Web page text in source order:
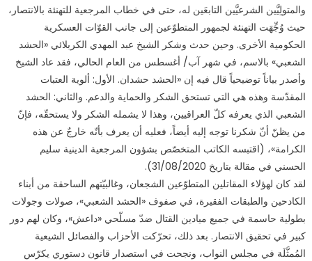
والمتولِيَّين الشرعيَّين التابعَين له، حتى في خطاب المرجعية للتهنئة بالانتصار،
حيث وُجِّهَت التهنئة لجمهور المتطوّعين إلى جانب القوّات العسكرية
الحكومية الأخرى. وحين حدث وشكر الشيخ عبد المهدي الكربلائي «الحشد
الشعبي» بالاسم، في شهر آب/ أغسطس من العام الحالي، فقد عاد الشيخ
وأصدر بياناً توضيحياً قال فيه إن «الحشد حشدان. الأول: ألوية العتبات
المقدّسة وهذه هي التي تستحق الشكر والحماية والدعم. والثاني: الحشد
الشعبي الذي يعرفه كلّ العراقيين، وهذا لا يشمله الشكر ولا يستحقّه، فإنّ
من يظنّ أنّ شكرنا توجه إليه أيضاً، فعليه أن يعرف بأنّه خارجٌ عن هذه
الكرامة»، (اقتبسه الكاتب المتخصّص بشؤون المرجعية الدينية سليم
الحسني في مقالة بتاريخ 31/08/2020).
لقد كان لهؤلاء المقاتلين المتطوّعين الشجعان، وغالبيّتهم الساحقة من أبناء
الكادحين والطبقات الفقيرة، في صفوف «الحشد الشعبي»، صولات وجولات
بطولية حاسمة في جميع ميادين القتال ضدّ مسلّحي «داعش»، وكان لهم دور
كبير في تحقيق الانتصار. بعد ذلك، تحرّكت الأحزاب والفصائل الشيعية
المُمثَّلَة في مجلس النواب، ونجحت في استصدار قانون دستوري يكرّس